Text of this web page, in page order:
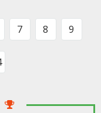
время, но
7 8 9